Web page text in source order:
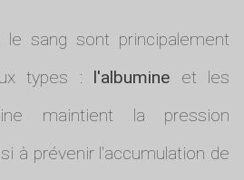
sang sont principalement
types : l'albumine et les
maintient la pression
à prévenir l'accumulation de